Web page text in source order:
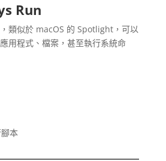
Run
類似於 macOS 的 Spotlight，可以
用程式、檔案，甚至執行系統命
本